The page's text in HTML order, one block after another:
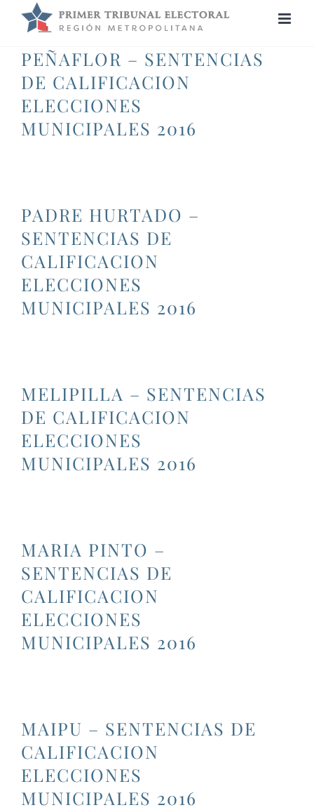
PEÑAFLOR – SENTENCIAS
DE CALIFICACION
ELECCIONES
MUNICIPALES 2016
PADRE HURTADO –
SENTENCIAS DE
CALIFICACION
ELECCIONES
MUNICIPALES 2016
MELIPILLA – SENTENCIAS
DE CALIFICACION
ELECCIONES
MUNICIPALES 2016
MARIA PINTO –
SENTENCIAS DE
CALIFICACION
ELECCIONES
MUNICIPALES 2016
MAIPU – SENTENCIAS DE
CALIFICACION
ELECCIONES
MUNICIPALES 2016